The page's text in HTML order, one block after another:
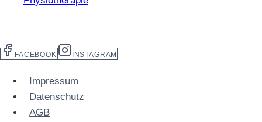
FACEBOOK INSTAGRAM
Impressum
Datenschutz
AGB